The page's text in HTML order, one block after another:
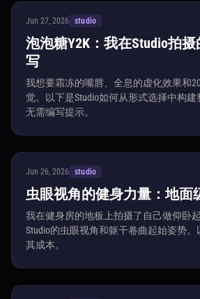
Jun 27, 2026 studio
泡泡糖Y2K：我在Studio拍
写
我想要霜冻的嘴唇、全息的虚化效果和
觉。以下是Studio如何从形式选择中构
无需编写提示。
Jun 26, 2026 studio
虫眼视角的健身力量：地面
我在健身房的地板上拍摄了自己做仰卧
Studio的虫眼视角和躯干卷曲起始姿势
其成本。